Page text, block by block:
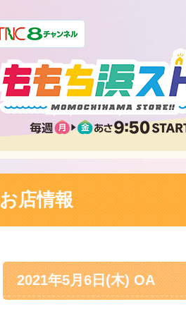
お店情報
2021年5月6日(木) OA